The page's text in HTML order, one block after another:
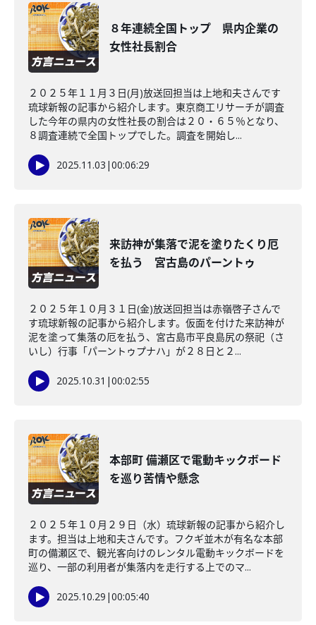
８年連続全国トップ 県内企業の
女性社長割合
２０２５年１１月３日(月)放送回担当は上地和夫さんです
琉球新報の記事から紹介します。東京商工リサーチが調査
した今年の県内の女性社長の割合は２０・６５％となり、
８調査連続で全国トップでした。調査を開始し...
2025.11.03 |00:06:29
来訪神が集落で泥を塗りたくり厄
を払う 宮古島のパーントゥ
２０２５年１０月３１日(金)放送回担当は赤嶺啓子さんで
す琉球新報の記事から紹介します。仮面を付けた来訪神が
泥を塗って集落の厄を払う、宮古島市平良島尻の祭祀（さ
いし）行事「パーントゥプナハ」が２８日と２...
2025.10.31 |00:02:55
本部町 備瀬区で電動キックボード
を巡り苦情や懸念
２０２５年１０月２９日（水）琉球新報の記事から紹介し
ます。担当は上地和夫さんです。フクギ並木が有名な本部
町の備瀬区で、観光客向けのレンタル電動キックボードを
巡り、一部の利用者が集落内を走行する上でのマ...
2025.10.29 |00:05:40